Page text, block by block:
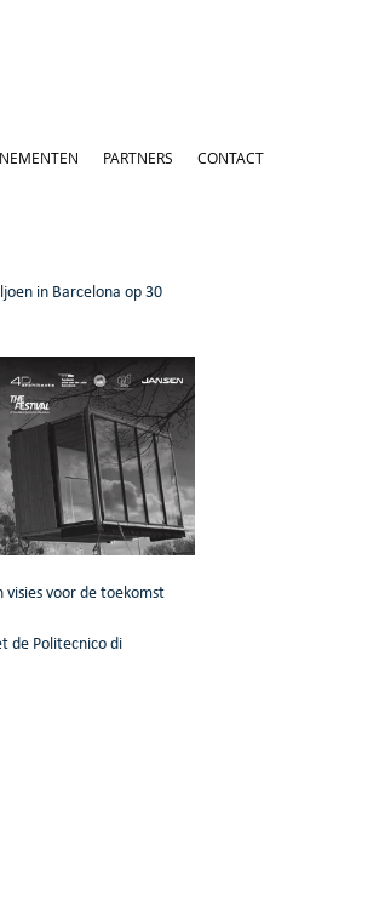
PARTNERS CONTACT
in Barcelona op 30
visies voor de toekomst
de Politecnico di